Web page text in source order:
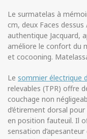
Le surmatelas à
cm, deux Faces
authentique Jacquard,
améliore le confort du
et cocooning.
Le sommier électrique
relevables (TPR) offre
couchage non
d’étirement dorsal
en position fauteuil. Il
sensation